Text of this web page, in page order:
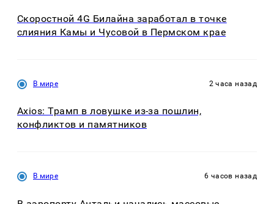
Скоростной 4G Билайна заработал в точке
слияния Камы и Чусовой в Пермском крае
В мире 2 часа назад
Axios: Трамп в ловушке из-за пошлин,
конфликтов и памятников
В мире 6 часов назад